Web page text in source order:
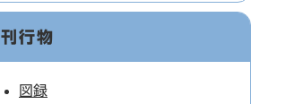
刊行物
図録